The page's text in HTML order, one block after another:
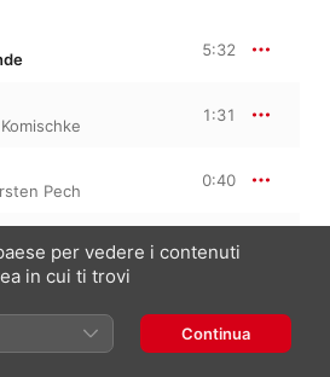
5:32
1:31
Pech
0:40
Pech
3:20
MOURET: FANFARES ET SIMPHONIES, M 4010
per vedere i contenuti
in cui ti trovi
Continua